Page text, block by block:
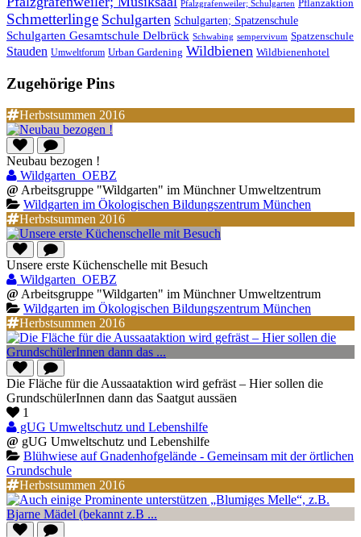
Pfalzgrafenweiler; Schulgarten Pflanzaktion
Schmetterlinge Schulgarten Schulgarten; Spatzenschule
Schulgarten Gesamtschule Delbrück Schwabing sempervivum Spatzenschule
Stauden Umweltforum Urban Gardening Wildbienen Wildbienenhotel
Zugehörige Pins
Herbstsummen 2016
Neubau bezogen !
Wildgarten_OEBZ
@ Arbeitsgruppe "Wildgarten" im Münchner Umweltzentrum
Wildgarten im Ökologischen Bildungszentrum München
Herbstsummen 2016
Unsere erste Küchenschelle mit Besuch
Wildgarten_OEBZ
@ Arbeitsgruppe "Wildgarten" im Münchner Umweltzentrum
Wildgarten im Ökologischen Bildungszentrum München
Herbstsummen 2016
Die Fläche für die Aussaataktion wird gefräst – Hier sollen die
GrundschülerInnen dann das Saatgut aussäen
1
gUG Umweltschutz und Lebenshilfe
@ gUG Umweltschutz und Lebenshilfe
Blühwiese auf Gnadenhofgelände - Gemeinsam mit der örtlichen
Grundschule
Herbstsummen 2016